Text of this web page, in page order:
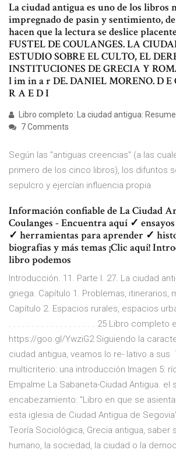
La ciudad antigua es uno de los libros
impregnado de pasin y sentimiento,
hacen que la lectura se deslice
FUSTEL DE COULANGES. LA
ESTUDIO SOBRE EL CULTO, EL
INSTITUCIONES DE GRECIA Y
l im in a r DE. DANIEL MORENO. D E
R A E D I
Libro completo: La ciudad antigua:
7 Comments
Según las "antiguas creencias" (a las
primero de los cinco libros), los difuntos
sepulcro y ejercían influencia propia
Información confiable de La Ciudad
Coulanges - Encuentra aquí ✓
✓ herramientas para aprender ✓
biografías y más temas ¡Clic aquí!
libro podemos
Introducción. 11. Parte I. 27. La ciudad
griega. Capítulo 1. Problemas, itinerarios,
Capítulo 2. Espacios rurales, espacios
. . . . . . . . . . . . . . . . . . . 25 Libro completo
https://goo.gl/YwziG2 Siguiendo la
ciudad antigua, veamos lo re- lativo a sus
multicriterio: una introducción Imagen 5:
Empalme La Sabaneta-Ciudad Antigua. el
encabezamiento: "Libro en que se
esta iglesia de Ciudad Antigua de
Teoría Sociológica, Grecia antigua, saber
humano, la sociedad, la ciudad o la